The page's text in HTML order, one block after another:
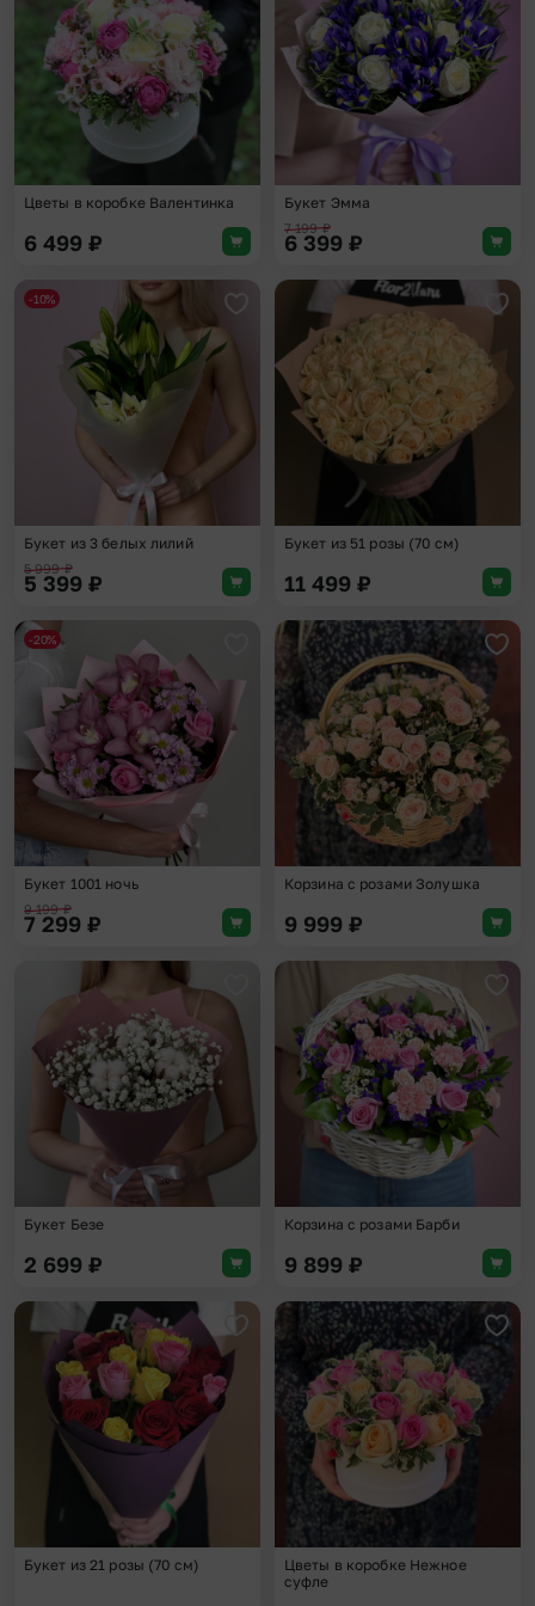
Цветы в коробке Валентинка
6 499 ₽
Букет Эмма
7 199₽
6 399 ₽
Добавить в избранное
-10%
Букет из 3 белых лилий
5 999₽
5 399 ₽
Букет из 51 розы (70 см)
11 499 ₽
Добавить в избранное
-20%
Букет 1001 ночь
9 199₽
7 299 ₽
Корзина с розами Золушка
9 999 ₽
Добавить в избранное
Букет Безе
2 699 ₽
Корзина с розами Барби
9 899 ₽
Добавить в избранное
Букет из 21 розы (70 см)
Цветы в коробке Нежное
суфле